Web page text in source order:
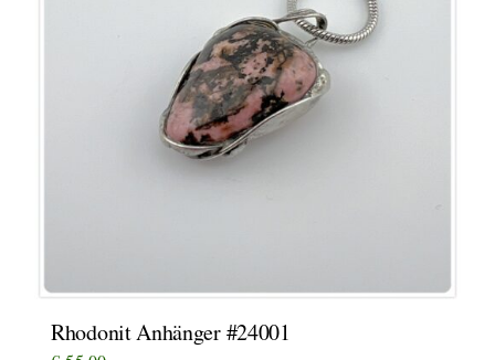
Rhodonit Anhänger #24001